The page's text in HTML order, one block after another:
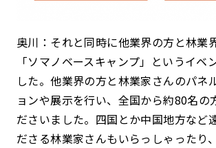
奥川：それと同時に他業界の方と林業
「ソマノベースキャンプ」というイベ
した。他業界の方と林業家さんのパネ
ョンや展示を行い、全国から約80名の
ださいました。四国とか中国地方など
ださる林業家さんもいらっしゃったり